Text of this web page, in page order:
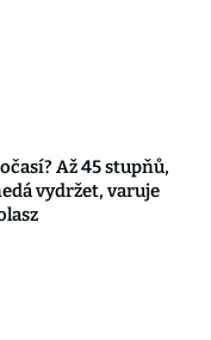
Až 45 stupňů,
vydržet, varuje